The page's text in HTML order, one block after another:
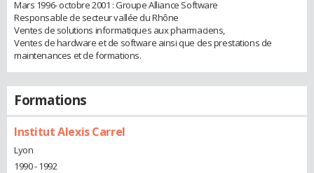
Mars 1996- octobre 2001 : Groupe Alliance Software
Responsable de secteur vallée du Rhône
Ventes de solutions informatiques aux pharmaciens,
Ventes de hardware et de software ainsi que des prestations de
maintenances et de formations.
Formations
Institut Alexis Carrel
Lyon
1990 - 1992